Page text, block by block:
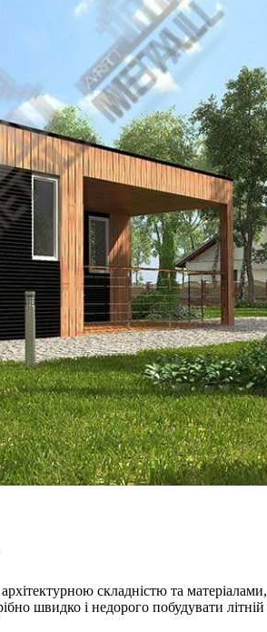
складністю та
швидко і недорого побудувати